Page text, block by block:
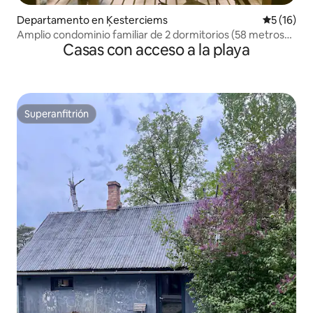
Departamento en Ķesterciems
5 (16)
Amplio condominio familiar de 2 dormitorios (58 metros
cuadrados)Casas con acceso a la playa
Superanfitrión
Superanfitrión